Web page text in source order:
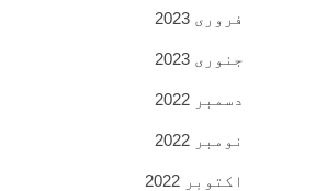
فروری 2023
جنوری 2023
دسمبر 2022
نومبر 2022
اکتوبر 2022